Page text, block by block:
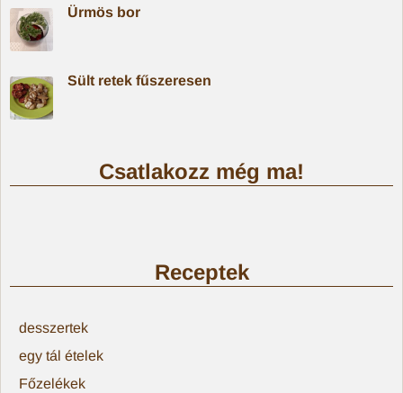
Ürmös bor
Sült retek fűszeresen
Csatlakozz még ma!
Receptek
desszertek
egy tál ételek
Főzelékek